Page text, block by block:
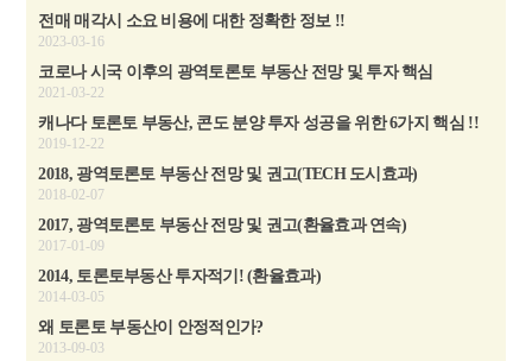
전매 매각시 소요 비용에 대한 정확한 정보 !!
2023-03-16
코로나 시국 이후의 광역토론토 부동산 전망 및 투자 핵심
2021-03-22
캐나다 토론토 부동산, 콘도 분양 투자 성공을 위한 6가지 핵심 !!
2019-12-22
2018, 광역토론토 부동산 전망 및 권고(TECH 도시효과)
2018-02-07
2017, 광역토론토 부동산 전망 및 권고(환율효과 연속)
2017-01-09
2014, 토론토부동산 투자적기! (환율효과)
2014-03-05
왜 토론토 부동산이 안정적인가?
2013-09-03